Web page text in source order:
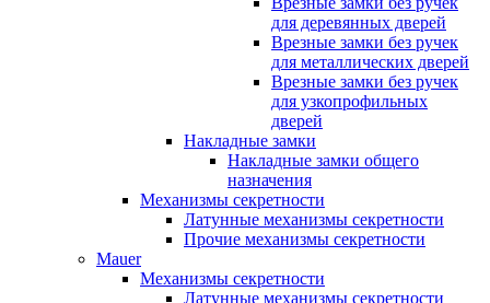
для деревянных дверей
Врезные замки без ручек
для металлических дверей
Врезные замки без ручек
для узкопрофильных
дверей
Накладные замки
Накладные замки общего
назначения
Механизмы секретности
Латунные механизмы секретности
Прочие механизмы секретности
Mauer
Механизмы секретности
Латунные механизмы секретности